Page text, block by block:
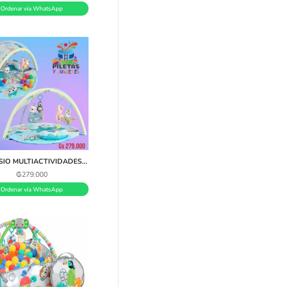
Ordenar vía WhatsApp
GIMNASIO MULTIACTIVIDADES 4EN1 C/6JUGUETES
₲279.000
Ordenar vía WhatsApp